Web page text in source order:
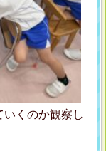
くのか観察し